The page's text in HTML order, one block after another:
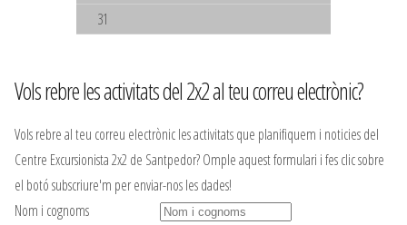
31
Vols rebre les activitats del 2x2 al teu correu electrònic?
Vols rebre al teu correu electrònic les activitats que planifiquem i noticies del
Centre Excursionista 2x2 de Santpedor? Omple aquest formulari i fes clic sobre
el botó subscriure'm per enviar-nos les dades!
Nom i cognoms